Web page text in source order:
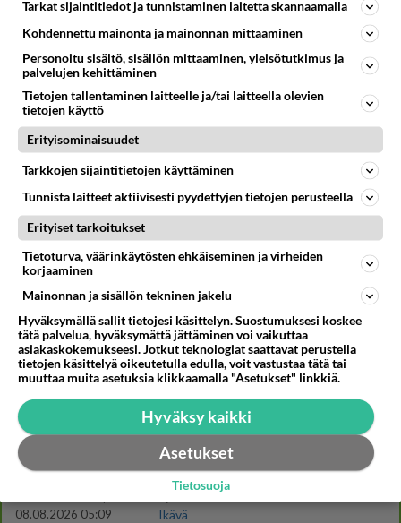
Mitä haluaisit kysyä tänään
Kaivatultasi? Anna jokin tunniste itsestäni tai hänestä.
07.08.2026 13:15
54
619
Iäkäs vanhus humalassa niin huonossa kunnossa, ettei pystynyt huolehtimaan itsestään niin ainoa apu sillä hetkellä oli
07.08.2026 12:07
43
552
Välimme menivät niin pahasti solmuun, ettei niitä voi enää korjata. On aika jatkaa elämässä eteenpäin. Toivon sulle kaik
07.08.2026 15:03
29
507
07.08.2026 07:20
Kotimaiset julkkisjuorut
4
492
En välitä sinusta yhtään
Olet pelkkä itsestään liikoja luuleva ämmä. Kierrän sinut kaukaa nyt ja aina. Olit mulle pelkkä lelu vaan.
07.08.2026 17:14
Ikävä
Nainen. Onko meissä
Sinusta jotain samaa? Näköä tai luonteenpiirteitä? Utelias
07.08.2026 21:51
33
415
08.08.2026 05:09
Ikävä
Tarkat sijaintitiedot ja tunnistaminen laitetta skannaamalla
Kohdennettu mainonta ja mainonnan mittaaminen
Personoitu sisältö, sisällön mittaaminen, yleisötutkimus ja
palvelujen kehittäminen
Tietojen tallentaminen laitteelle ja/tai laitteella olevien
tietojen käyttö
Erityisominaisuudet
Tarkkojen sijaintitietojen käyttäminen
Tunnista laitteet aktiivisesti pyydettyjen tietojen perusteella
Erityiset tarkoitukset
Tietoturva, väärinkäytösten ehkäiseminen ja virheiden
korjaaminen
Mainonnan ja sisällön tekninen jakelu
Hyväksymällä sallit tietojesi käsittelyn. Suostumuksesi koskee
tätä palvelua, hyväksymättä jättäminen voi vaikuttaa
asiakaskokemukseesi. Jotkut teknologiat saattavat perustella
tietojen käsittelyä oikeutetulla edulla, voit vastustaa tätä tai
muuttaa muita asetuksia klikkaamalla "Asetukset" linkkiä.
Hyväksy kaikki
Asetukset
Tietosuoja